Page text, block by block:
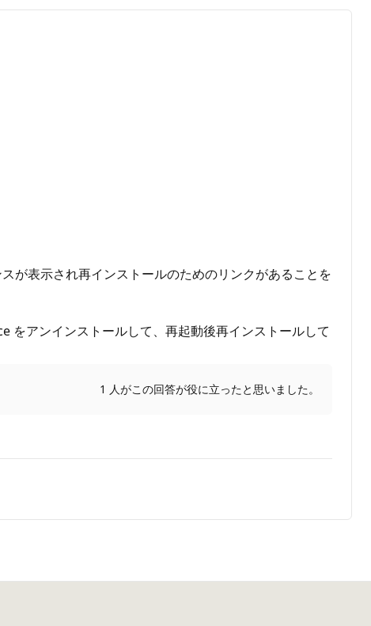
表示され再インストールのためのリンクがあることを
をアンインストールして、再起動後再インストールして
1 人がこの回答が役に立ったと思いました。